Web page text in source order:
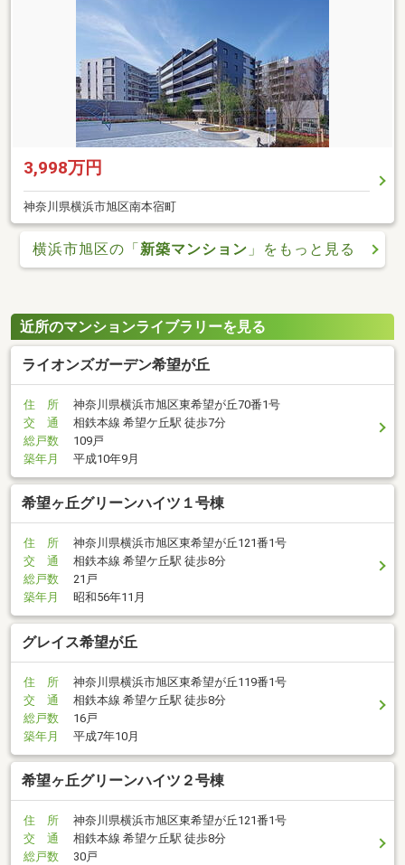
3,998万円
神奈川県横浜市旭区南本宿町
横浜市旭区の「新築マンション 」をもっと見る
近所のマンションライブラリーを見る
ライオンズガーデン希望が丘
住 所
神奈川県横浜市旭区東希望が丘70番1号
交 通
相鉄本線 希望ケ丘駅 徒歩7分
総戸数
109戸
築年月
平成10年9月
希望ヶ丘グリーンハイツ１号棟
住 所
神奈川県横浜市旭区東希望が丘121番1号
交 通
相鉄本線 希望ケ丘駅 徒歩8分
総戸数
21戸
築年月
昭和56年11月
グレイス希望が丘
住 所
神奈川県横浜市旭区東希望が丘119番1号
交 通
相鉄本線 希望ケ丘駅 徒歩8分
総戸数
16戸
築年月
平成7年10月
希望ヶ丘グリーンハイツ２号棟
住 所
神奈川県横浜市旭区東希望が丘121番1号
交 通
相鉄本線 希望ケ丘駅 徒歩8分
総戸数
30戸